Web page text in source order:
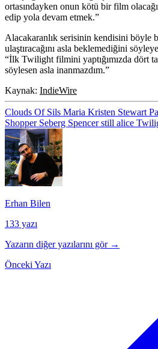
ortasındayken onun kötü bir film
edip yola devam etmek.”
Alacakaranlık serisinin kendisini böyle
ulaştıracağını asla beklemediğini
“İlk Twilight filmini yaptığımızda dört
söylesen asla inanmazdım.”
Kaynak: IndieWire
Clouds Of Sils Maria Kristen Stewart
Shopper Seberg Spencerstill alice
Erhan Bilen
133 yazı
Yazarın diğer yazılarını gör →
Önceki Yazı